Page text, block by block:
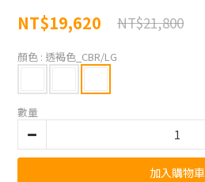
NT$19,620 NT$21,800
顏色 : 透褐色_CBR/LG
數量
加入購物車